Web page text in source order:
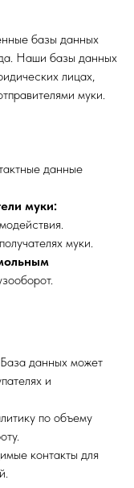
базы данных
Наши базы данных
лицах,
муки.
данные
муки:
муки.
База данных может
и
по объему
контакты для